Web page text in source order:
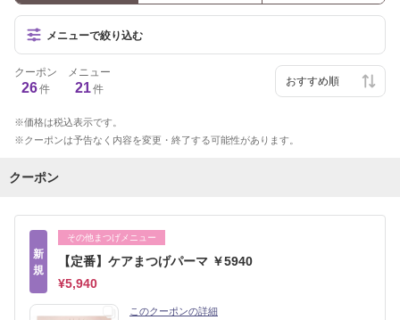
メニューで絞り込む
クーポン
26件
メニュー
21件
価格は税込表示です。
クーポンは予告なく内容を変更・終了する可能性があります。
クーポン
新
規
その他まつげメニュー
【定番】ケアまつげパーマ ￥5940
¥5,940
このクーポンの詳細